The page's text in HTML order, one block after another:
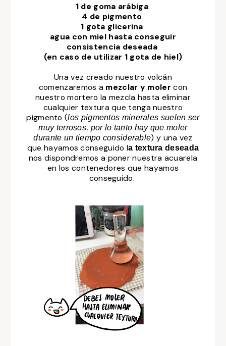
1 de goma arábiga
4 de pigmento
1 gota glicerina
agua con miel hasta conseguir
consistencia deseada
(en caso de utilizar 1 gota de hiel)
Una vez creado nuestro volcán
comenzaremos a mezclar y moler con
nuestro mortero la mezcla hasta eliminar
cualquier textura que tenga nuestro
pigmento (los pigmentos minerales suelen ser
muy terrosos, por lo tanto hay que moler
durante un tiempo considerable) y una vez
que hayamos conseguido la textura deseada
nos dispondremos a poner nuestra acuarela
en los contenedores que hayamos
conseguido.